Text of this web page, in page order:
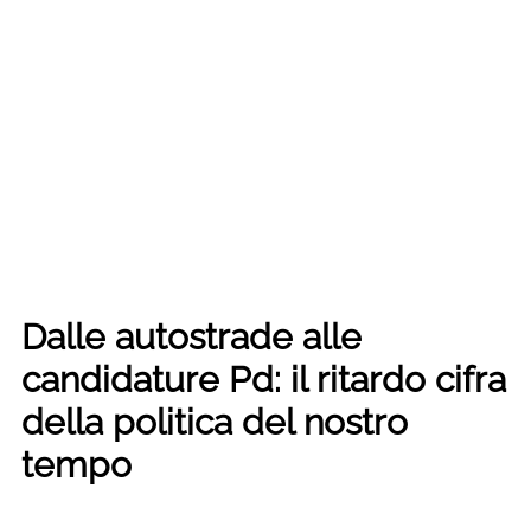
Dalle autostrade alle
candidature Pd: il ritardo cifra
della politica del nostro
tempo